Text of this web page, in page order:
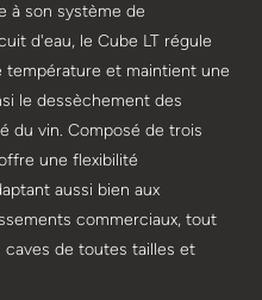
à son système de
d'eau, le Cube LT régule
et maintient une
le dessèchement des
du vin. Composé de trois
une flexibilité
aussi bien aux
commerciaux, tout
caves de toutes tailles et